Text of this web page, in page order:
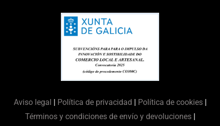
Aviso legal Política de privacidad Política de cookies|
Términos y condiciones de envío y devoluciones|